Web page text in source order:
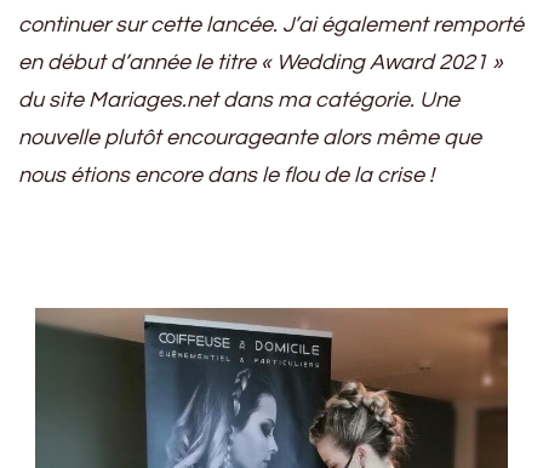
continuer sur cette lancée. J’ai également remporté
en début d’année le titre « Wedding Award 2021 »
du site Mariages.net dans ma catégorie. Une
nouvelle plutôt encourageante alors même que
nous étions encore dans le flou de la crise !